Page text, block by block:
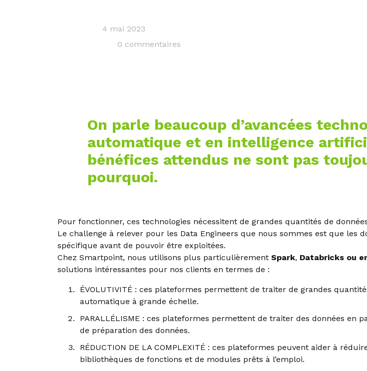
4 mai 2023
0 commentaires
On parle beaucoup d’avancées
automatique et en intelligence
bénéfices attendus ne sont pas
pourquoi.
Pour fonctionner, ces technologies nécessitent de grandes quantités de
Le challenge à relever pour les Data Engineers que nous sommes est que les
spécifique avant de pouvoir être exploitées.
Chez Smartpoint, nous utilisons plus particulièrementSpark, Databricks ou
solutions intéressantes pour nos clients en termes de :
ÉVOLUTIVITÉ : ces plateformes permettent de traiter de grandes
automatique à grande échelle.
PARALLÉLISME : ces plateformes permettent de traiter des données
de préparation des données.
RÉDUCTION DE LA COMPLEXITÉ : ces plateformes peuvent aider à
bibliothèques de fonctions et de modules prêts à l’emploi.